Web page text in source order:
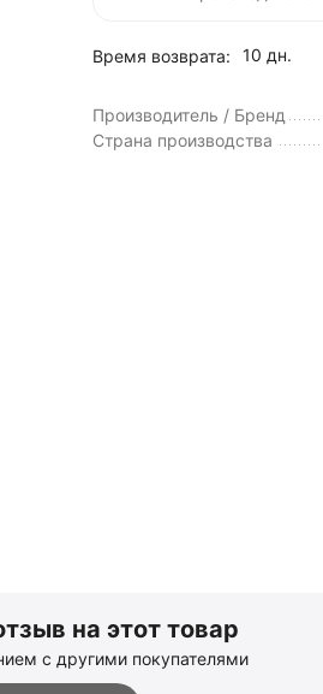
Время возврата: 10 дн.
Производитель / Бренд
Страна производства
на этот товар
с другими покупателями